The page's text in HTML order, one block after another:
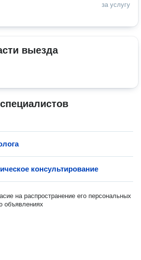
за услугу
выезда
консультирование
на распространение его персональных
объявлениях